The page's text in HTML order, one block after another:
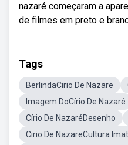
nazaré começaram a
de filmes em preto e
Tags
BerlindaCirio De Nazare
Imagem DoCírio De Nazaré
Círio De NazaréDesenho
Cirio De NazareCultura